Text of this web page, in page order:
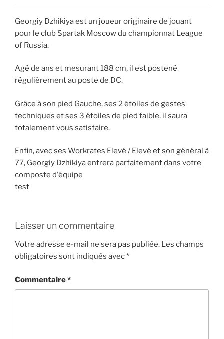
Georgiy Dzhikiya est un joueur originaire de jouant
pour le club Spartak Moscow du championnat League
of Russia.
Agé de ans et mesurant 188 cm, il est postené
régulièrement au poste de DC.
Grâce à son pied Gauche, ses 2 étoiles de gestes
techniques et ses 3 étoiles de pied faible, il saura
totalement vous satisfaire.
Enfin, avec ses Workrates Elevé / Elevé et son général à
77, Georgiy Dzhikiya entrera parfaitement dans votre
composte d'équipe
test
Laisser un commentaire
Votre adresse e-mail ne sera pas publiée. Les champs
obligatoires sont indiqués avec*
Commentaire*